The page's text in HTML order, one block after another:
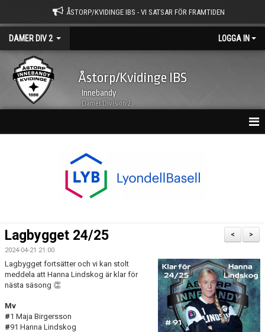
ÅSTORP/KVIDINGE IBS - VI SATSAR FÖR FRAMTIDEN
DAMER DIV 2 LOGGA IN
Åstorp/Kvidinge IBS
Innebandy
Damer Division 2
BILDGALLERI
DOKUMENT
MATCHER
>
<
Lagbygget 24/25
2024-04-21 21:00
Lagbygget fortsätter och vi kan stolt
meddela att Hanna Lindskog är klar för
nästa säsong 👏
Mv
#1 Maja Birgersson
#91 Hanna Lindskog